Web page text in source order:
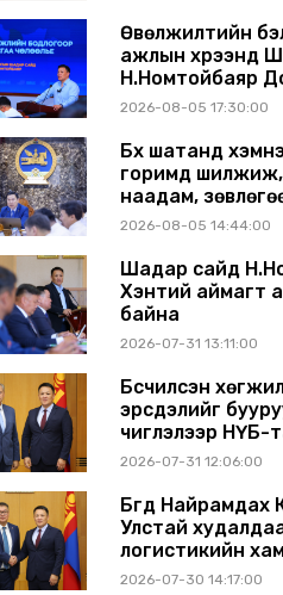
Өвөлжилтийн
ажлын хүрээнд
Н.Номтойбаяр
Сүхбаатар
2026-08-05 17:30:00
Бүх шатанд
горимд
наадам,
томилолтыг
2026-08-05 14:44:00
Шадар сайд
Хэнтий аймагт
байна
2026-07-31 13:11:00
Бүсчилсэн
эрсдэлийг
чиглэлээр НҮБ-
ажиллагаагаа
2026-07-31 12:06:00
Бүгд Найрамдах
Улстай
логистикийн
ажиллагааг
2026-07-30 14:17:00